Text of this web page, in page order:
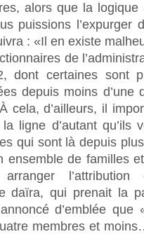
alors que la logique
puissions l’expurger
: «Il en existe
de
dont certaines sont
depuis moins d’une
cela, d’ailleurs, il
ligne d’autant qu’ils
qui sont là depuis
ensemble de familles
l’attribution
daïra, qui prenait la
d’emblée
membres et